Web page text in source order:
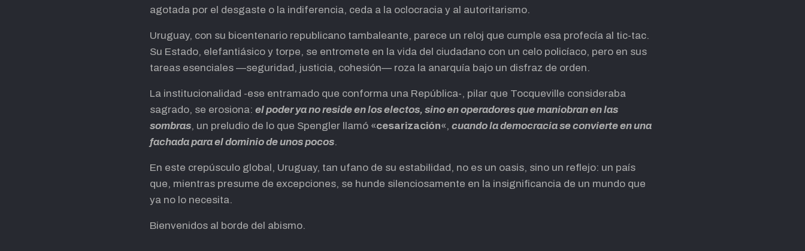
agotada por el desgaste o la indiferencia, ceda a la oclocracia y al autoritarismo.
Uruguay, con su bicentenario republicano tambaleante, parece un reloj que cumple esa profecía al tic-tac.
Su Estado, elefantiásico y torpe, se entromete en la vida del ciudadano con un celo policíaco, pero en sus
tareas esenciales —seguridad, justicia, cohesión— roza la anarquía bajo un disfraz de orden.
La institucionalidad -ese entramado que conforma una República-, pilar que Tocqueville consideraba
sagrado, se erosiona:el poder ya no reside en los electos, sino en operadores que maniobran en las
sombras, un preludio de lo que Spengler llamó «cesarización«,cuando la democracia se convierte en una
fachada para el dominio de unos pocos.
En este crepúsculo global, Uruguay, tan ufano de su estabilidad, no es un oasis, sino un reflejo: un país
que, mientras presume de excepciones, se hunde silenciosamente en la insignificancia de un mundo que
ya no lo necesita.
Bienvenidos al borde del abismo.